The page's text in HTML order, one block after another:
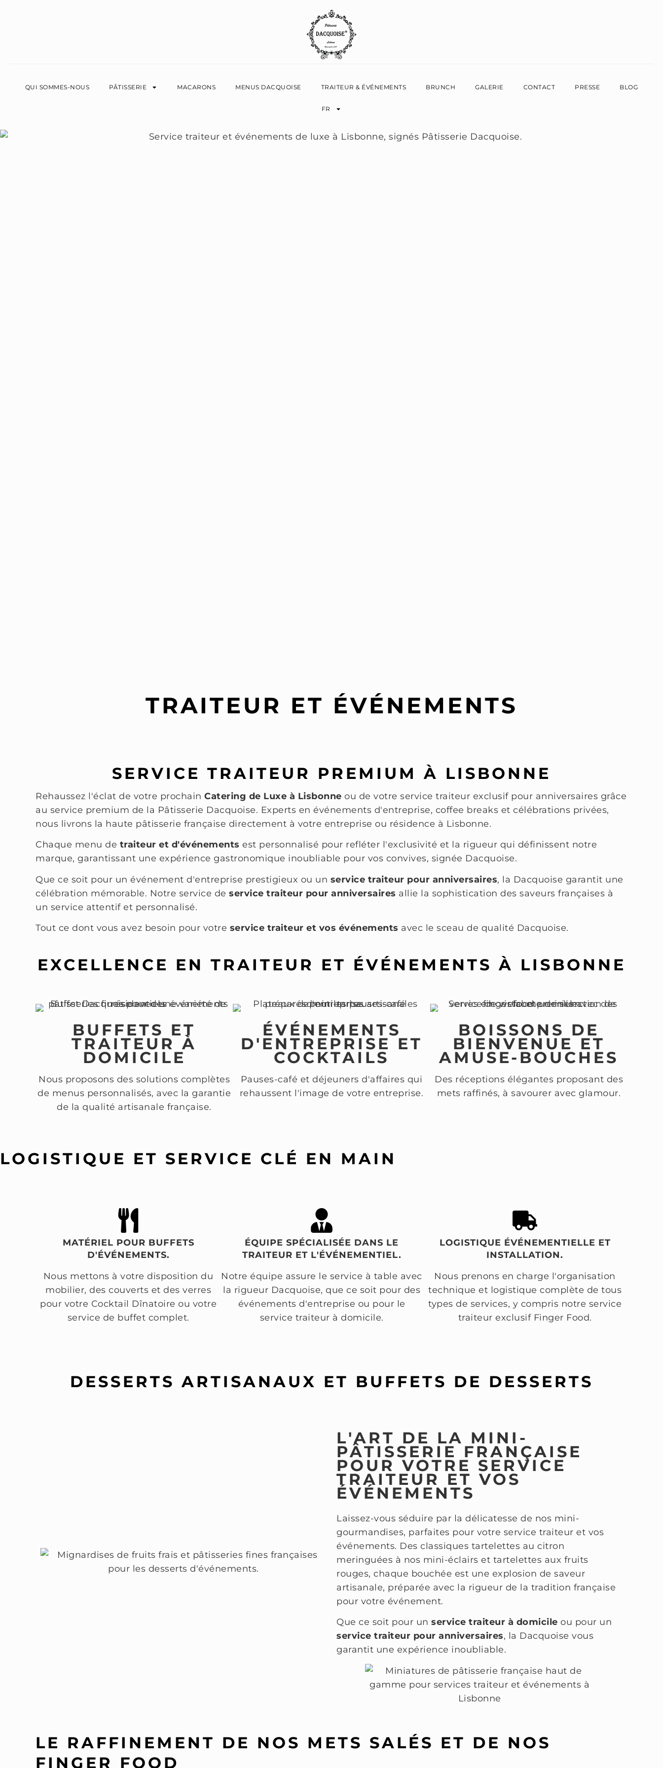
QUI SOMMES-NOUS PÂTISSERIE MACARONS MENUS DACQUOISE TRAITEUR & ÉVÉNEMENTS BRUNCH GALERIE CONTACT PRESSE BLOG
FR
TRAITEUR ET ÉVÉNEMENTS
SERVICE TRAITEUR PREMIUM À LISBONNE
Rehaussez l'éclat de votre prochain Catering de Luxe à Lisbonne ou de votre service traiteur exclusif pour anniversaires grâce
au service premium de la Pâtisserie Dacquoise. Experts en événements d'entreprise, coffee breaks et célébrations privées,
nous livrons la haute pâtisserie française directement à votre entreprise ou résidence à Lisbonne.
Chaque menu de traiteur et d'événements est personnalisé pour refléter l'exclusivité et la rigueur qui définissent notre
marque, garantissant une expérience gastronomique inoubliable pour vos convives, signée Dacquoise.
Que ce soit pour un événement d'entreprise prestigieux ou un service traiteur pour anniversaires, la Dacquoise garantit une
célébration mémorable. Notre service de service traiteur pour anniversaires allie la sophistication des saveurs françaises à
un service attentif et personnalisé.
Tout ce dont vous avez besoin pour votre service traiteur et vos événements avec le sceau de qualité Dacquoise.
EXCELLENCE EN TRAITEUR ET ÉVÉNEMENTS À LISBONNE
BUFFETS ET
TRAITEUR À
DOMICILE
Nous proposons des solutions complètes
de menus personnalisés, avec la garantie
de la qualité artisanale française.
ÉVÉNEMENTS
D'ENTREPRISE ET
COCKTAILS
Pauses-café et déjeuners d'affaires qui
rehaussent l'image de votre entreprise.
BOISSONS DE
BIENVENUE ET
AMUSE-BOUCHES
Des réceptions élégantes proposant des
mets raffinés, à savourer avec glamour.
LOGISTIQUE ET SERVICE CLÉ EN MAIN
MATÉRIEL POUR BUFFETS
D'ÉVÉNEMENTS.
Nous mettons à votre disposition du
mobilier, des couverts et des verres
pour votre Cocktail Dînatoire ou votre
service de buffet complet.
ÉQUIPE SPÉCIALISÉE DANS LE
TRAITEUR ET L'ÉVÉNEMENTIEL.
Notre équipe assure le service à table avec
la rigueur Dacquoise, que ce soit pour des
événements d'entreprise ou pour le
service traiteur à domicile.
LOGISTIQUE ÉVÉNEMENTIELLE ET
INSTALLATION.
Nous prenons en charge l'organisation
technique et logistique complète de tous
types de services, y compris notre service
traiteur exclusif Finger Food.
DESSERTS ARTISANAUX ET BUFFETS DE DESSERTS
L'ART DE LA MINI-
PÂTISSERIE FRANÇAISE
POUR VOTRE SERVICE
TRAITEUR ET VOS
ÉVÉNEMENTS
Laissez-vous séduire par la délicatesse de nos mini-
gourmandises, parfaites pour votre service traiteur et vos
événements. Des classiques tartelettes au citron
meringuées à nos mini-éclairs et tartelettes aux fruits
rouges, chaque bouchée est une explosion de saveur
artisanale, préparée avec la rigueur de la tradition française
pour votre événement.
Que ce soit pour un service traiteur à domicile ou pour un
service traiteur pour anniversaires, la Dacquoise vous
garantit une expérience inoubliable.
LE RAFFINEMENT DE NOS METS SALÉS ET DE NOS
FINGER FOOD